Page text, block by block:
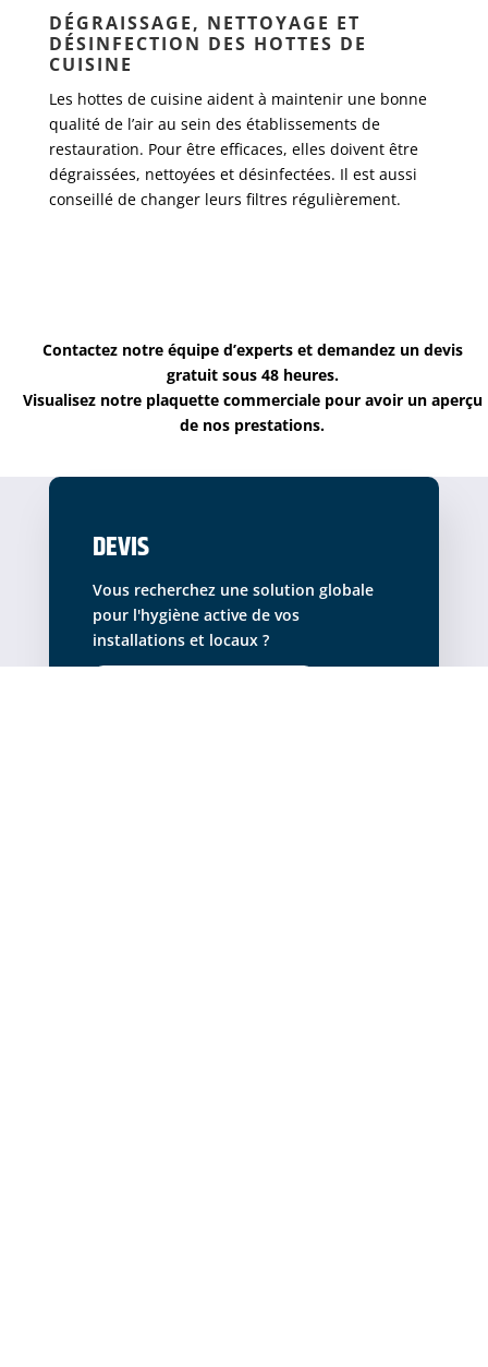
DÉGRAISSAGE, NETTOYAGE ET
DÉSINFECTION DES HOTTES DE
CUISINE
Les hottes de cuisine aident à maintenir une bonne
qualité de l’air au sein des établissements de
restauration. Pour être efficaces, elles doivent être
dégraissées, nettoyées et désinfectées. Il est aussi
conseillé de changer leurs filtres régulièrement.
Contactez notre équipe d’experts et demandez un devis
gratuit sous 48 heures.
Visualisez notre plaquette commerciale pour avoir un aperçu
de nos prestations.
DEVIS
Vous recherchez une solution globale
pour l'hygiène active de vos
installations et locaux ?